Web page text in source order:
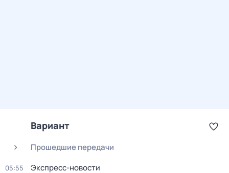
Вариант
Прошедшие передачи
05:55 Экспресс-новости